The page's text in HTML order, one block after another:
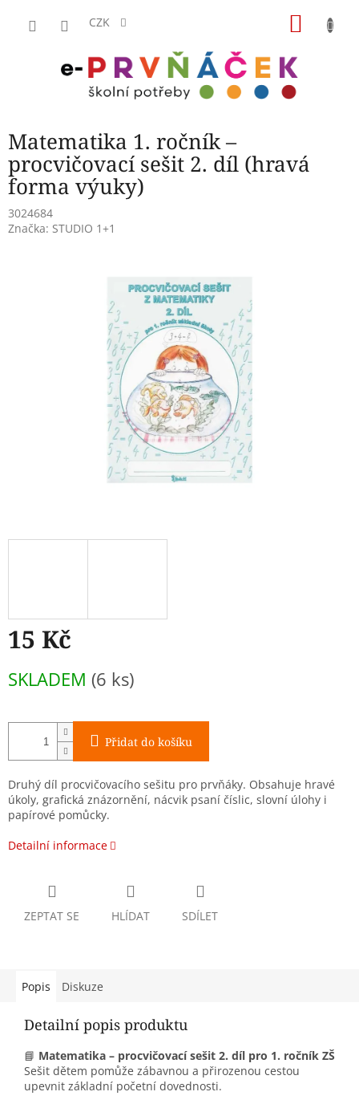
CZK
Matematika 1. ročník –
procvičovací sešit 2. díl (hravá
forma výuky)
3024684
Značka: STUDIO 1+1
15 Kč
cena:
SKLADEM (6 ks)
Přidat do košíku
Druhý díl procvičovacího sešitu pro prvňáky. Obsahuje hravé
úkoly, grafická znázornění, nácvik psaní číslic, slovní úlohy i
papírové pomůcky.
Detailní informace
ZEPTAT SE HLÍDAT SDÍLET
Popis Diskuze
Detailní popis produktu
📘 Matematika – procvičovací sešit 2. díl pro 1. ročník ZŠ
Sešit dětem pomůže zábavnou a přirozenou cestou
upevnit základní početní dovednosti.